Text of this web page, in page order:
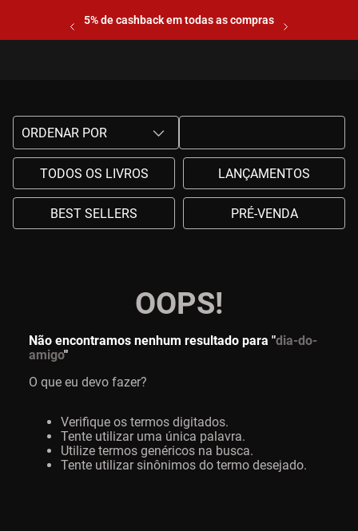
5% de cashback em todas as compras
ORDENAR POR
TODOS OS LIVROS LANÇAMENTOS
BEST SELLERS PRÉ-VENDA
OOPS!
Não encontramos nenhum resultado para "dia-do-
amigo"
O que eu devo fazer?
Verifique os termos digitados.
Tente utilizar uma única palavra.
Utilize termos genéricos na busca.
Tente utilizar sinônimos do termo desejado.